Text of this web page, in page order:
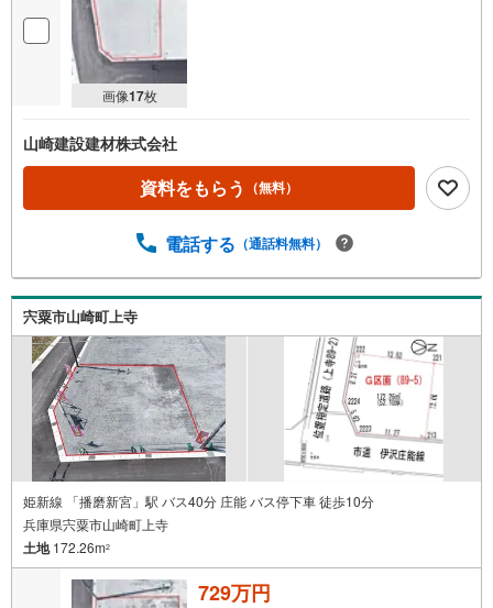
画像17枚
山崎建設建材株式会社
資料をもらう （無料）
電話する （通話料無料）
宍粟市山崎町上寺
姫新線 「播磨新宮」駅 バス40分 庄能 バス停下車 徒歩10分
兵庫県宍粟市山崎町上寺
土地172.26m2
729万円